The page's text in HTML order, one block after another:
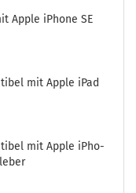
Apple iPho­ne SE
mit Apple iPad
mit Apple iPho­